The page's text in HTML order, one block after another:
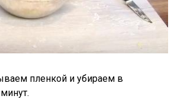
пленкой и убираем в